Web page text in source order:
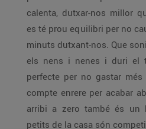
calenta, dutxar-nos millor
es té prou equilibri per no
minuts dutxant-nos. Que
els nens i nenes i duri el
perfecte per no gastar
compte enrere per acabar
arribi a zero també és un
petits de la casa són